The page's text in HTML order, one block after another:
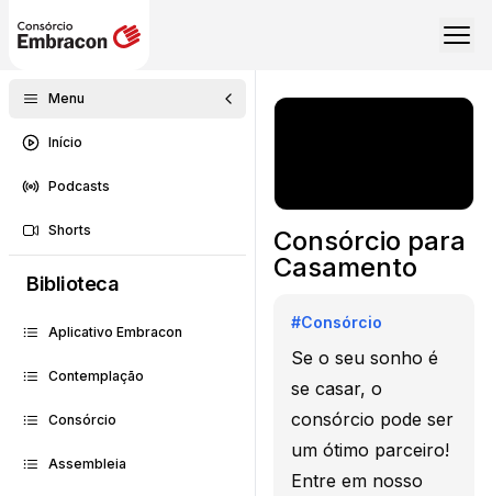
Menu
Início
Podcasts
Shorts
Biblioteca
Aplicativo Embracon
Contemplação
Consórcio
Assembleia
Consórcio para
Casamento
#Consórcio
Se o seu sonho é
se casar, o
consórcio pode ser
um ótimo parceiro!
Entre em nosso